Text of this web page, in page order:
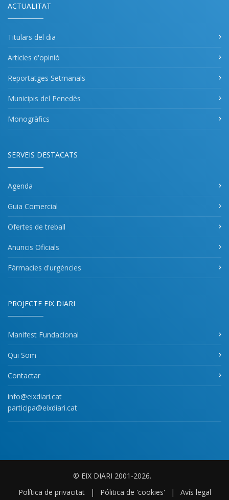
ACTUALITAT
Titulars del dia
Articles d'opinió
Reportatges Setmanals
Municipis del Penedès
Monogràfics
SERVEIS DESTACATS
Agenda
Guia Comercial
Ofertes de treball
Anuncis Oficials
Fàrmacies d'urgències
PROJECTE EIX DIARI
Manifest Fundacional
Qui Som
Contactar
info@eixdiari.cat
participa@eixdiari.cat
© EIX DIARI 2001-2026.
Política de privacitat
| Pólitica de 'cookies' | Avís legal